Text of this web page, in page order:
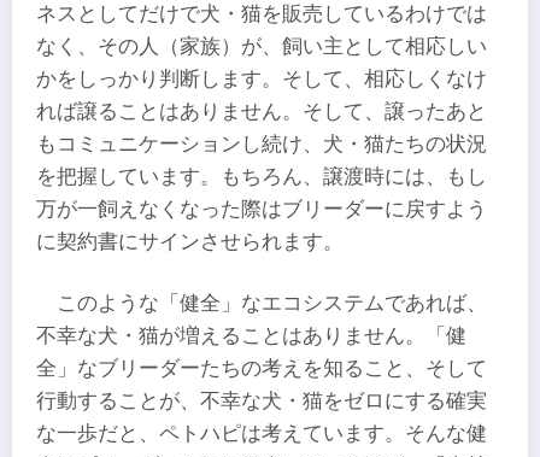
ネスとしてだけで犬・猫を販売しているわけでは
なく、その人（家族）が、飼い主として相応しい
かをしっかり判断します。そして、相応しくなけ
れば譲ることはありません。そして、譲ったあと
もコミュニケーションし続け、犬・猫たちの状況
を把握しています。もちろん、譲渡時には、もし
万が一飼えなくなった際はブリーダーに戻すよう
に契約書にサインさせられます。
このような「健全」なエコシステムであれば、
不幸な犬・猫が増えることはありません。「健
全」なブリーダーたちの考えを知ること、そして
行動することが、不幸な犬・猫をゼロにする確実
な一歩だと、ペトハピは考えています。そんな健